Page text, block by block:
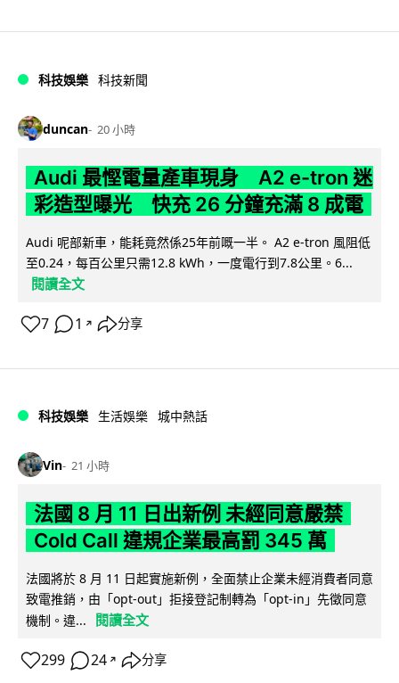
科技娛樂 科技新聞
duncan 20 小時
Audi 最慳電量產車現身 A2 e-tron 迷
彩造型曝光 快充 26 分鐘充滿 8 成電
Audi 呢部新車，能耗竟然係25年前嘅一半。 A2 e-tron 風阻低
至0.24，每百公里只需12.8 kWh，一度電行到7.8公里。6...
閱讀全文
7 1 ↗ 分享
科技娛樂 生活娛樂 城中熱話
Vin 21 小時
法國 8 月 11 日出新例 未經同意嚴禁
Cold Call 違規企業最高罰 345 萬
法國將於 8 月 11 日起實施新例，全面禁止企業未經消費者同意
致電推銷，由「opt-out」拒接登記制轉為「opt-in」先徵同意
機制。違...
閱讀全文
299 24 ↗ 分享